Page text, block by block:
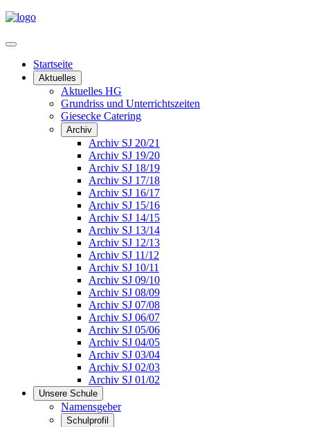
Startseite
Aktuelles
Aktuelles HG
Grundriss und Unterrichtszeiten
Giesecke Catering
Archiv
Archiv SJ 20/21
Archiv SJ 19/20
Archiv SJ 18/19
Archiv SJ 17/18
Archiv SJ 16/17
Archiv SJ 15/16
Archiv SJ 14/15
Archiv SJ 13/14
Archiv SJ 12/13
Archiv SJ 11/12
Archiv SJ 10/11
Archiv SJ 09/10
Archiv SJ 08/09
Archiv SJ 07/08
Archiv SJ 06/07
Archiv SJ 05/06
Archiv SJ 04/05
Archiv SJ 03/04
Archiv SJ 02/03
Archiv SJ 01/02
Unsere Schule
Namensgeber
Schulprofil